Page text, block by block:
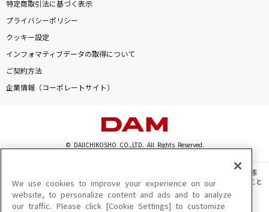
特定商取引法に基づく表示
プライバシーポリシー
クッキー設定
インフォマティブデータの取得について
ご契約方法
企業情報（コーポレートサイト）
© DAIICHIKOSHO CO.,LTD. All Rights Reserved.
このサイトに掲載されている一切の文章・画像・写真・動画・音声等を、手段や形態
を問わず、著作権法の定める範囲を超えて無断で複製、転載、ファイル化などすること
を禁じます。
楽曲及びコンテンツは、機種によりご利用いただけない場合があります。
We use cookies to improve your experience on our
website, to personalize content and ads and to analyze
our traffic. Please click [Cookie Settings] to customize